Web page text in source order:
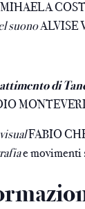
suonoALVISE
di
FABIO
e movimenti